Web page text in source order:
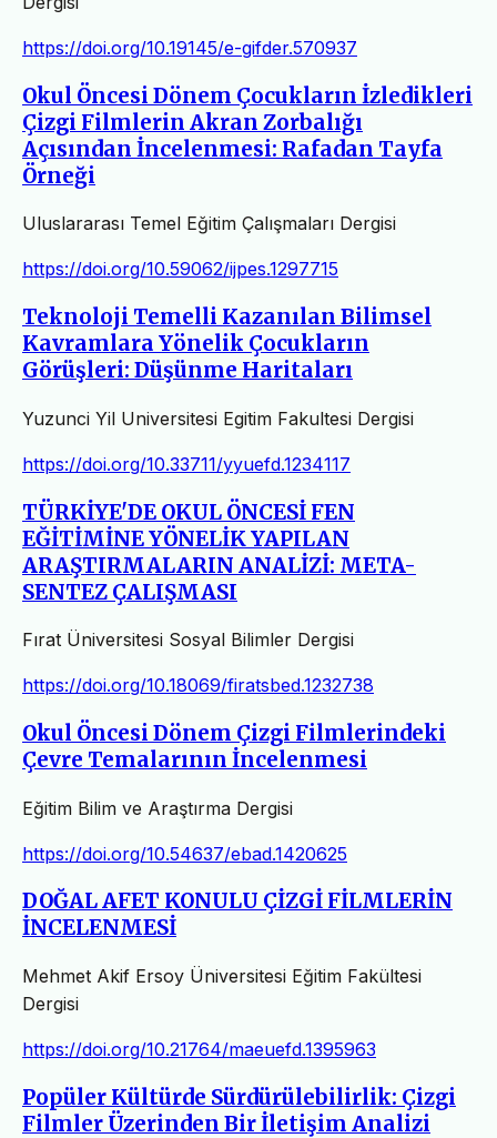
https://doi.org/10.19145/e-gifder.570937
Okul Öncesi Dönem Çocukların İzledikleri
Çizgi Filmlerin Akran Zorbalığı
Açısından İncelenmesi: Rafadan Tayfa
Örneği
Uluslararası Temel Eğitim Çalışmaları Dergisi
https://doi.org/10.59062/ijpes.1297715
Teknoloji Temelli Kazanılan Bilimsel
Kavramlara Yönelik Çocukların
Görüşleri: Düşünme Haritaları
Yuzunci Yil Universitesi Egitim Fakultesi Dergisi
https://doi.org/10.33711/yyuefd.1234117
TÜRKİYE'DE OKUL ÖNCESİ FEN
EĞİTİMİNE YÖNELİK YAPILAN
ARAŞTIRMALARIN ANALİZİ: META-
SENTEZ ÇALIŞMASI
Fırat Üniversitesi Sosyal Bilimler Dergisi
https://doi.org/10.18069/firatsbed.1232738
Okul Öncesi Dönem Çizgi Filmlerindeki
Çevre Temalarının İncelenmesi
Eğitim Bilim ve Araştırma Dergisi
https://doi.org/10.54637/ebad.1420625
DOĞAL AFET KONULU ÇİZGİ FİLMLERİN
İNCELENMESİ
Mehmet Akif Ersoy Üniversitesi Eğitim Fakültesi
Dergisi
https://doi.org/10.21764/maeuefd.1395963
Popüler Kültürde Sürdürülebilirlik: Çizgi
Filmler Üzerinden Bir İletişim Analizi